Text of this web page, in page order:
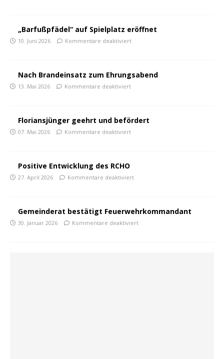
„Barfußpfädel“ auf Spielplatz eröffnet
10. Juni 2026 Kommentare deaktiviert
Nach Brandeinsatz zum Ehrungsabend
13. Mai 2026 Kommentare deaktiviert
Floriansjünger geehrt und befördert
07. Mai 2026 Kommentare deaktiviert
Positive Entwicklung des RCHO
27. April 2026 Kommentare deaktiviert
Gemeinderat bestätigt Feuerwehrkommandant
30. Januar 2026 Kommentare deaktiviert